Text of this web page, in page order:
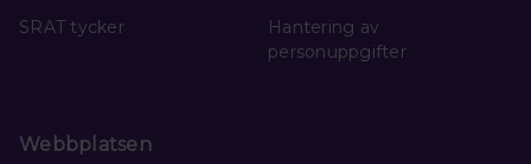
SRAT tycker
Hantering av
personuppgifter
Webbplatsen